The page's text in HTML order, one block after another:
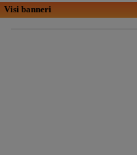
Visi banneri